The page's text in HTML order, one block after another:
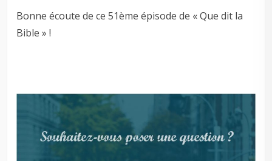
Bonne écoute de ce 51ème épisode de « Que dit la
Bible » !